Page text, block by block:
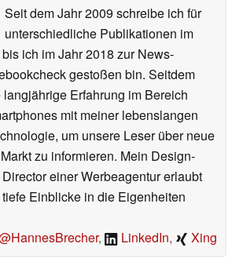
Seit dem Jahr 2009 schreibe ich für
unterschiedliche Publikationen im
ich im Jahr 2018 zur News-
gestoßen bin. Seitdem
Erfahrung im Bereich
mit meiner lebenslangen
um unsere Leser über neue
zu informieren. Mein Design-
einer Werbeagentur erlaubt
Einblicke in die Eigenheiten
, LinkedIn, Xing